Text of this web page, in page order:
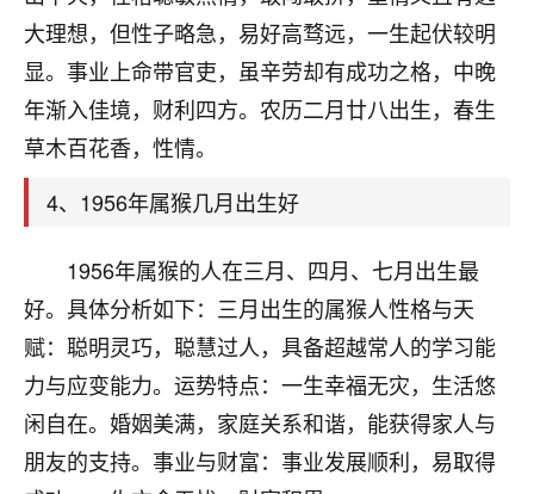
大理想，但性子略急，易好高骛远，一生起伏较明
显。事业上命带官吏，虽辛劳却有成功之格，中晚
年渐入佳境，财利四方。农历二月廿八出生，春生
草木百花香，性情。
4、1956年属猴几月出生好
1956年属猴的人在三月、四月、七月出生最
好。具体分析如下：三月出生的属猴人性格与天
赋：聪明灵巧，聪慧过人，具备超越常人的学习能
力与应变能力。运势特点：一生幸福无灾，生活悠
闲自在。婚姻美满，家庭关系和谐，能获得家人与
朋友的支持。事业与财富：事业发展顺利，易取得
2小时前 来自海南 18
梦醒时分
我女儿高二叛逆，大半年不上学，一说她就要死要活
的，把我们两口子愁的不行，朋友给我推荐的慧来老
师，一开始我是病急乱投医，这半年来，法事一个个
做完，我女儿跟变了个人一样，不期望她能考多好的
大学，只要能安安稳稳的把书读了，身体心理都健健
鹿森：可怜天下父母心啊！
3小时前 来自河北 16
付深
我是公司人事调整，有升迁机会，但同时竞争的我们
三个，找老师的时候是抱着侥幸心理，没想到老师看